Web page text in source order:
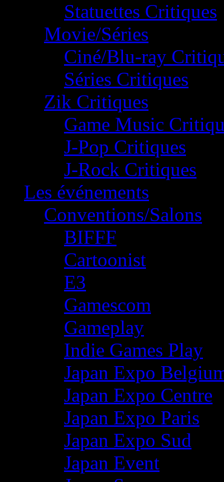
Statuettes Critiques
Movie/Séries
Ciné/Blu-ray
Séries Critiques
Zik Critiques
Game Music
J-Pop Critiques
J-Rock Critiques
Les événements
Conventions/Salons
BIFFF
Cartoonist
E3
Gamescom
Gameplay
Indie Games Play
Japan Expo
Japan Expo Centre
Japan Expo Paris
Japan Expo Sud
Japan Event